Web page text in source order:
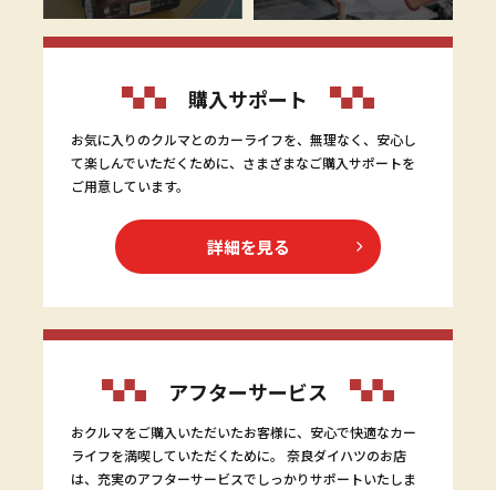
購入サポート
お気に入りのクルマとのカーライフを、無理なく、安心し
て楽しんでいただくために、さまざまなご購入サポートを
ご用意しています。
詳細を見る
アフターサービス
おクルマをご購入いただいたお客様に、安心で快適なカー
ライフを満喫していただくために。 奈良ダイハツのお店
は、充実のアフターサービスでしっかりサポートいたしま